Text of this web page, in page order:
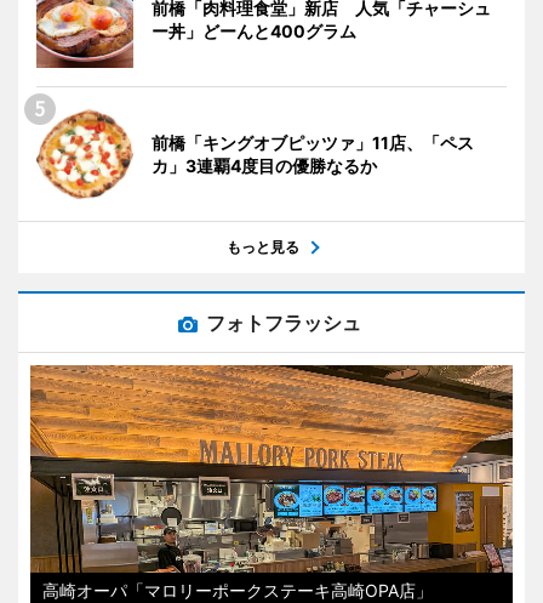
前橋「肉料理食堂」新店 人気「チャーシュ
ー丼」どーんと400グラム
前橋「キングオブピッツァ」11店、「ペス
カ」3連覇4度目の優勝なるか
もっと見る
フォトフラッシュ
高崎オーパ「マロリーポークステーキ高崎OPA店」